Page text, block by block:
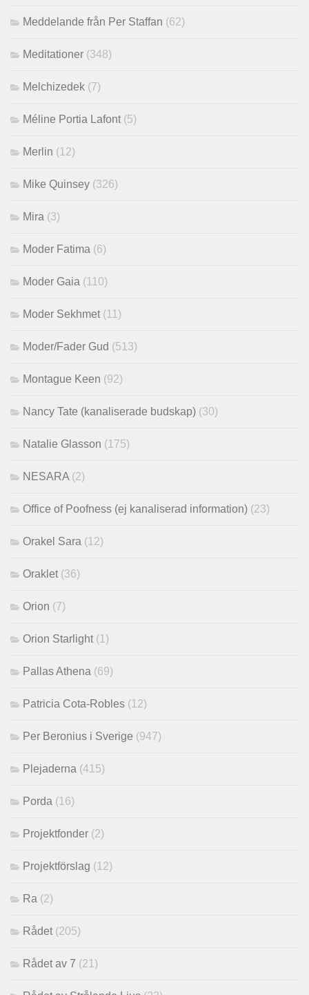
Meddelande från Per Staffan (62)
Meditationer (348)
Melchizedek (7)
Méline Portia Lafont (5)
Merlin (12)
Mike Quinsey (326)
Mira (3)
Moder Fatima (6)
Moder Gaia (110)
Moder Sekhmet (11)
Moder/Fader Gud (513)
Montague Keen (92)
Nancy Tate (kanaliserade budskap) (30)
Natalie Glasson (175)
NESARA (2)
Office of Poofness (ej kanaliserad information) (23)
Orakel Sara (12)
Oraklet (36)
Orion (7)
Orion Starlight (1)
Pallas Athena (69)
Patricia Cota-Robles (12)
Per Beronius i Sverige (947)
Plejaderna (415)
Porda (16)
Projektfonder (2)
Projektförslag (12)
Ra (2)
Rådet (205)
Rådet av 7 (21)